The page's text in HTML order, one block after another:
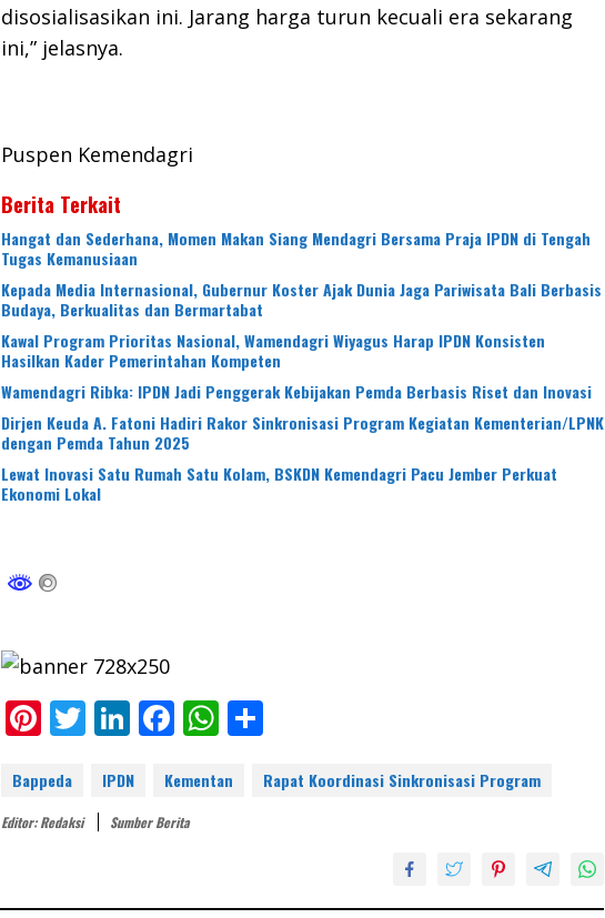
disosialisasikan ini. Jarang harga turun kecuali era sekarang
ini,” jelasnya.
Puspen Kemendagri
Berita Terkait
Hangat dan Sederhana, Momen Makan Siang Mendagri Bersama Praja IPDN di Tengah
Tugas Kemanusiaan
Kepada Media Internasional, Gubernur Koster Ajak Dunia Jaga Pariwisata Bali Berbasis
Budaya, Berkualitas dan Bermartabat
Kawal Program Prioritas Nasional, Wamendagri Wiyagus Harap IPDN Konsisten
Hasilkan Kader Pemerintahan Kompeten
Wamendagri Ribka: IPDN Jadi Penggerak Kebijakan Pemda Berbasis Riset dan Inovasi
Dirjen Keuda A. Fatoni Hadiri Rakor Sinkronisasi Program Kegiatan Kementerian/LPNK
dengan Pemda Tahun 2025
Lewat Inovasi Satu Rumah Satu Kolam, BSKDN Kemendagri Pacu Jember Perkuat
Ekonomi Lokal
Pi
er
e
T
itt
er
Li
k
e
n
F
e
b
o
W
at
p
ar
Bappeda IPDN Kementan Rapat Koordinasi Sinkronisasi Program
Editor: Redaksi Sumber Berita